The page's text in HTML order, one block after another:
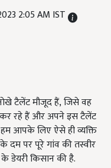
2:05 AM IST
टैलेंट मौजूद हैं, जिसे वह
रहे हैं और अपने इस टैलेंट
आपके लिए ऐसे ही व्यक्ति
पर पूरे गांव की तस्वीर
डेयरी किसान की है.